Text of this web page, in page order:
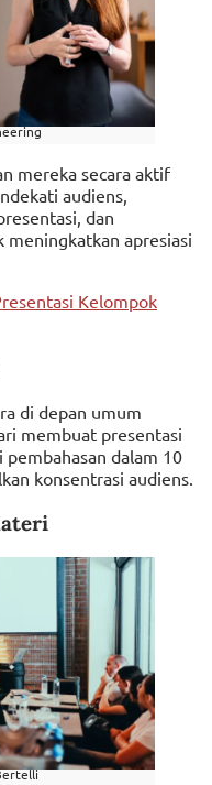
mereka secara aktif
audiens,
dan
apresiasi
Kelompok
di depan umum
membuat presentasi
dalam 10
konsentrasi audiens.